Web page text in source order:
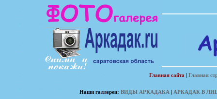
Главная сайта | Главная
Наши галлереи: ВИДЫ АРКАДАКА | АРКАДАК В